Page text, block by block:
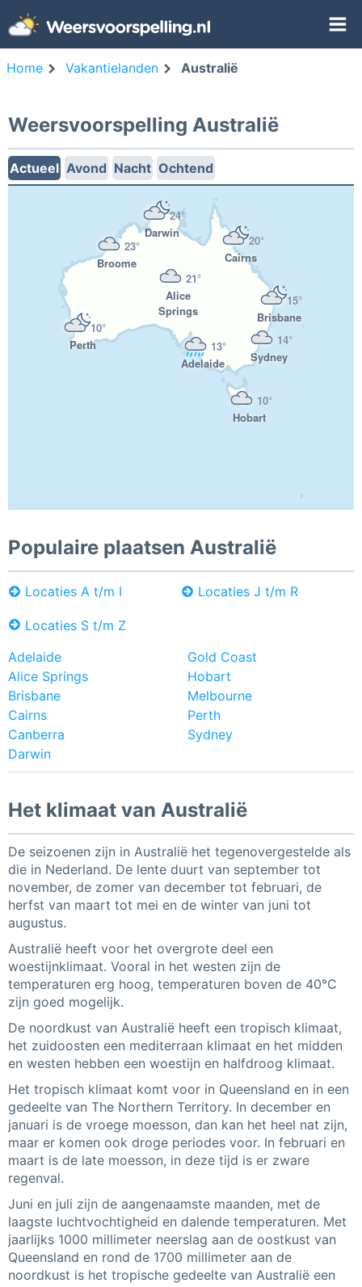
Home Vakantielanden Australië
Weersvoorspelling Australië
Actueel Avond Nacht Ochtend
14°
Sydney
10°
Hobart
10°
Perth
21°
Alice
Springs
24°
Darwin
15°
Brisbane
20°
Cairns
23°
Broome
13°
Adelaide
Populaire plaatsen Australië
Locaties A t/m I Locaties J t/m R
Locaties S t/m Z
Adelaide
Alice Springs
Brisbane
Cairns
Canberra
Darwin
Gold Coast
Hobart
Melbourne
Perth
Sydney
Het klimaat van Australië
De seizoenen zijn in Australië het tegenovergestelde als
die in Nederland. De lente duurt van september tot
november, de zomer van december tot februari, de
herfst van maart tot mei en de winter van juni tot
augustus.
Australië heeft voor het overgrote deel een
woestijnklimaat. Vooral in het westen zijn de
temperaturen erg hoog, temperaturen boven de 40°C
zijn goed mogelijk.
De noordkust van Australië heeft een tropisch klimaat,
het zuidoosten een mediterraan klimaat en het midden
en westen hebben een woestijn en halfdroog klimaat.
Het tropisch klimaat komt voor in Queensland en in een
gedeelte van The Northern Territory. In december en
januari is de vroege moesson, dan kan het heel nat zijn,
maar er komen ook droge periodes voor. In februari en
maart is de late moesson, in deze tijd is er zware
regenval.
Juni en juli zijn de aangenaamste maanden, met de
laagste luchtvochtigheid en dalende temperaturen. Met
jaarlijks 1000 millimeter neerslag aan de oostkust van
Queensland en rond de 1700 millimeter aan de
noordkust is het tropische gedeelte van Australië een